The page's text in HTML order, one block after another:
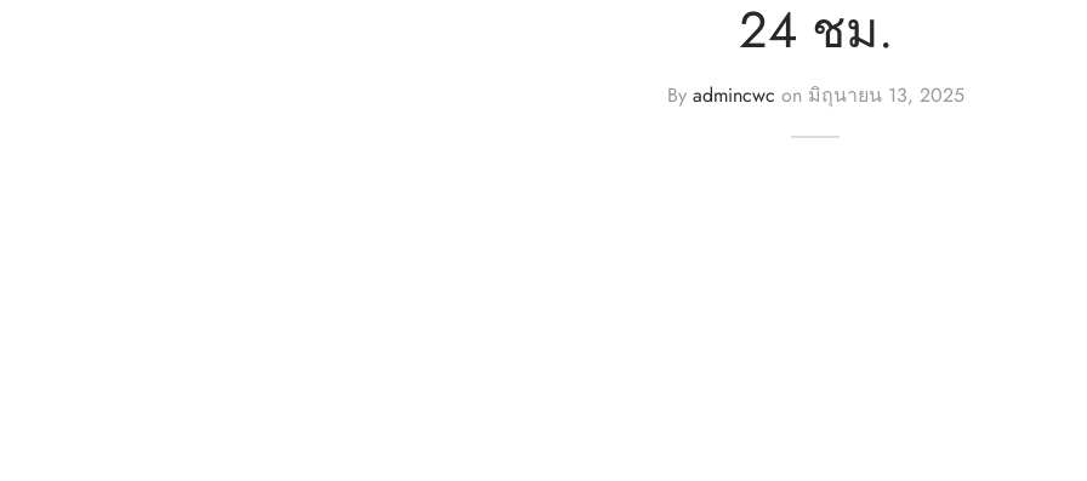
24 ชม.
By admincwc on มิถุนายน 13, 2025